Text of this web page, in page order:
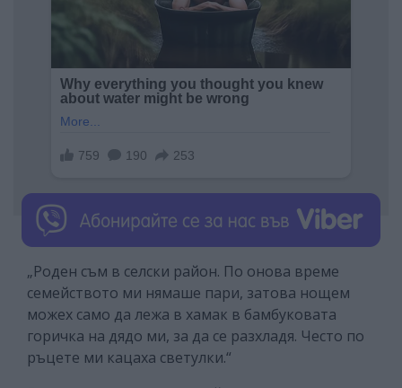
„Роден съм в селски район. По онова време
семейството ми нямаше пари, затова нощем
можех само да лежа в хамак в бамбуковата
горичка на дядо ми, за да се разхладя. Често по
ръцете ми кацаха светулки.“